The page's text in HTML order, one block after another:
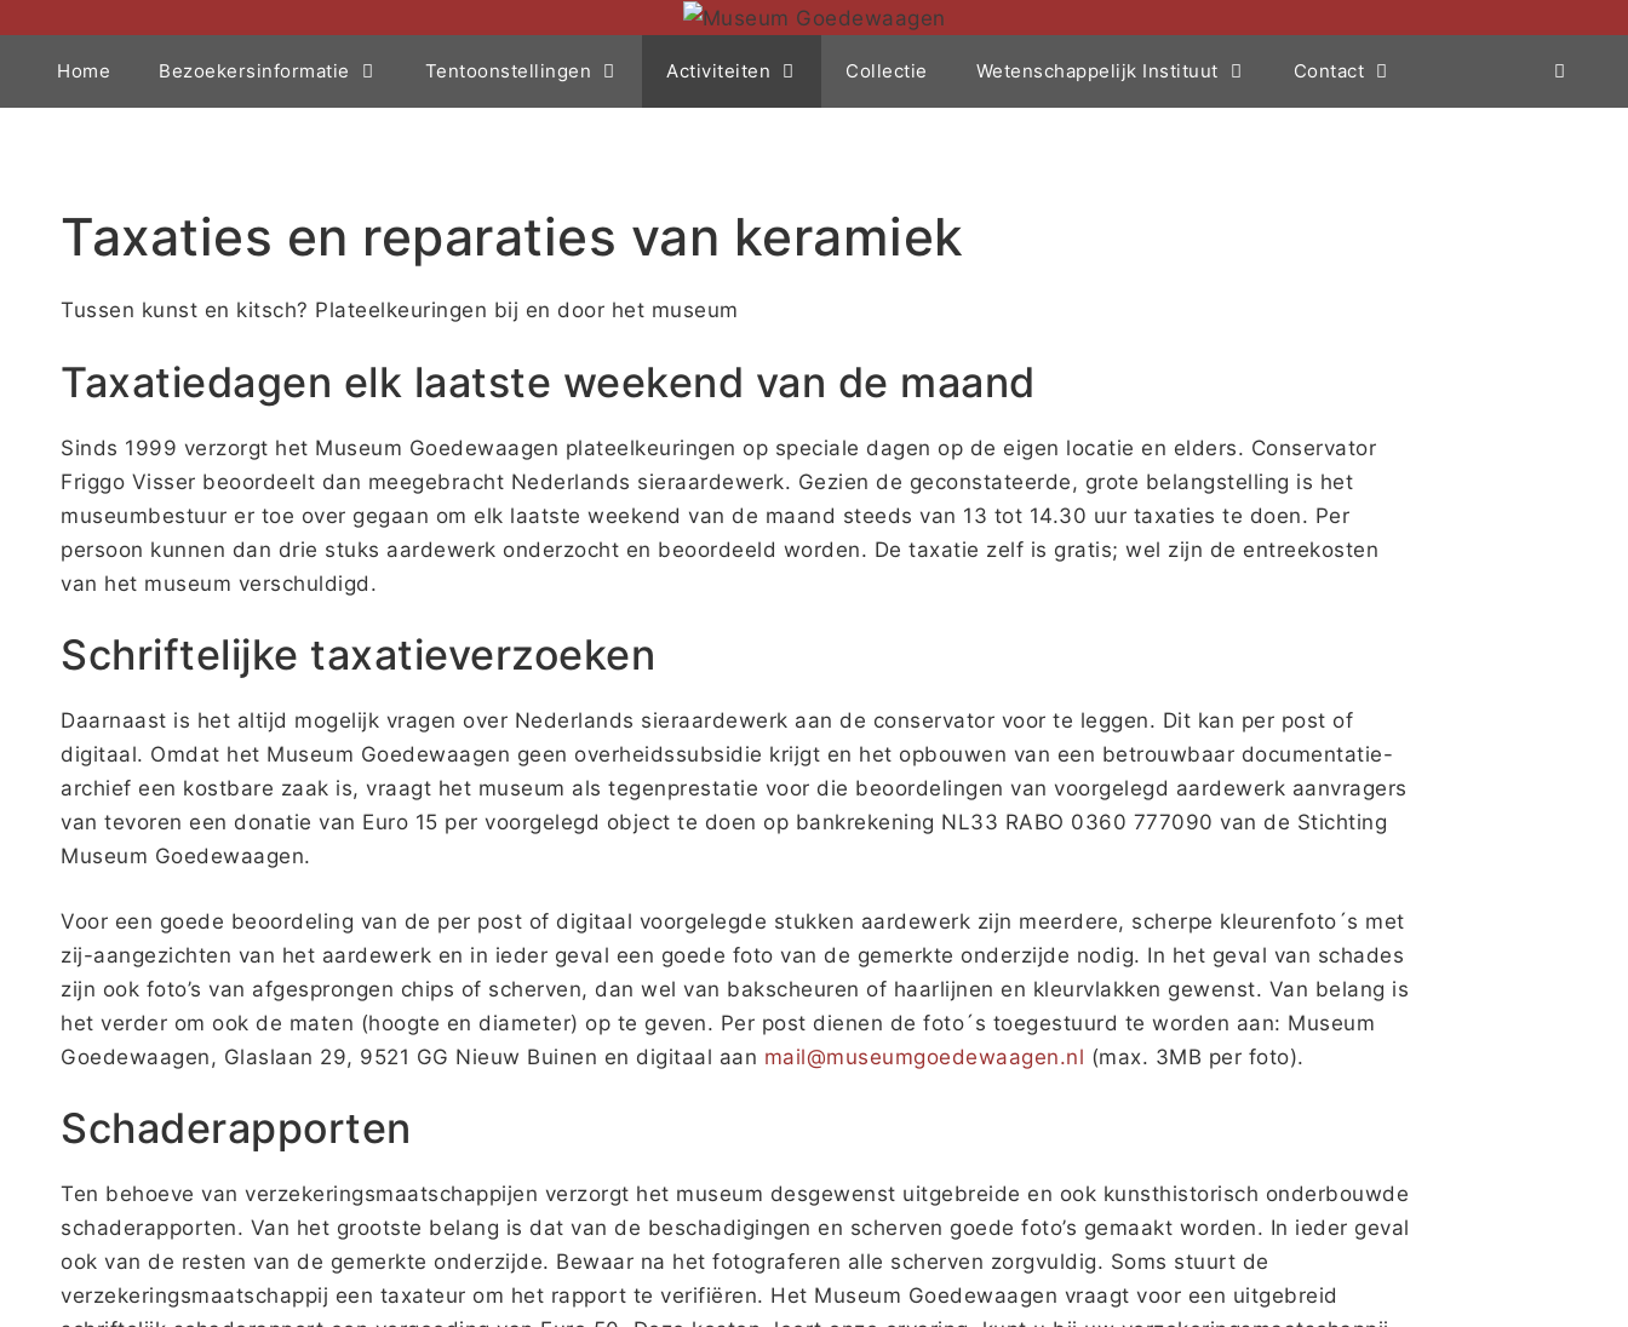
Home Bezoekersinformatie Tentoonstellingen Activiteiten Collectie Wetenschappelijk Instituut Contact
Taxaties en reparaties van keramiek
Tussen kunst en kitsch? Plateelkeuringen bij en door het museum
Taxatiedagen elk laatste weekend van de maand
Sinds 1999 verzorgt het Museum Goedewaagen plateelkeuringen op speciale dagen op de eigen locatie en elders. Conservator
Friggo Visser beoordeelt dan meegebracht Nederlands sieraardewerk. Gezien de geconstateerde, grote belangstelling is het
museumbestuur er toe over gegaan om elk laatste weekend van de maand steeds van 13 tot 14.30 uur taxaties te doen. Per
persoon kunnen dan drie stuks aardewerk onderzocht en beoordeeld worden. De taxatie zelf is gratis; wel zijn de entreekosten
van het museum verschuldigd.
Schriftelijke taxatieverzoeken
Daarnaast is het altijd mogelijk vragen over Nederlands sieraardewerk aan de conservator voor te leggen. Dit kan per post of
digitaal. Omdat het Museum Goedewaagen geen overheidssubsidie krijgt en het opbouwen van een betrouwbaar documentatie-
archief een kostbare zaak is, vraagt het museum als tegenprestatie voor die beoordelingen van voorgelegd aardewerk aanvragers
van tevoren een donatie van Euro 15 per voorgelegd object te doen op bankrekening NL33 RABO 0360 777090 van de Stichting
Museum Goedewaagen.
Voor een goede beoordeling van de per post of digitaal voorgelegde stukken aardewerk zijn meerdere, scherpe kleurenfoto´s met
zij-aangezichten van het aardewerk en in ieder geval een goede foto van de gemerkte onderzijde nodig. In het geval van schades
zijn ook foto’s van afgesprongen chips of scherven, dan wel van bakscheuren of haarlijnen en kleurvlakken gewenst. Van belang is
het verder om ook de maten (hoogte en diameter) op te geven. Per post dienen de foto´s toegestuurd te worden aan: Museum
Goedewaagen, Glaslaan 29, 9521 GG Nieuw Buinen en digitaal aan mail@museumgoedewaagen.nl (max. 3MB per foto).
Schaderapporten
Ten behoeve van verzekeringsmaatschappijen verzorgt het museum desgewenst uitgebreide en ook kunsthistorisch onderbouwde
schaderapporten. Van het grootste belang is dat van de beschadigingen en scherven goede foto’s gemaakt worden. In ieder geval
ook van de resten van de gemerkte onderzijde. Bewaar na het fotograferen alle scherven zorgvuldig. Soms stuurt de
verzekeringsmaatschappij een taxateur om het rapport te verifiëren. Het Museum Goedewaagen vraagt voor een uitgebreid